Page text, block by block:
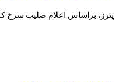
براساس اعلام صلیب سرخ